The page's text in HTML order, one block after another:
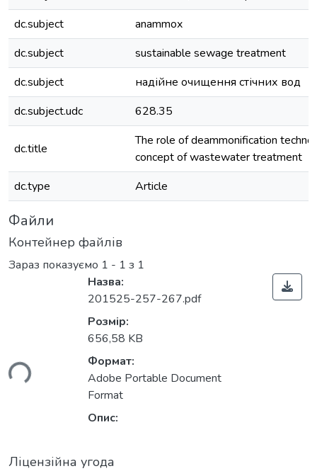
dc.subject
anammox
dc.subject
sustainable sewage treatment
dc.subject
надійне очищення стічних вод
dc.subject.udc
628.35
dc.title
The role of deammonification
concept of wastewater treatment
dc.type
Article
Файли
Контейнер файлів
Зараз показуємо 1 - 1 з 1
Назва:
201525-257-267.pdf
Розмір:
656,58 KB
Формат:
Adobe Portable Document
Format
Опис:
Ліцензійна угода